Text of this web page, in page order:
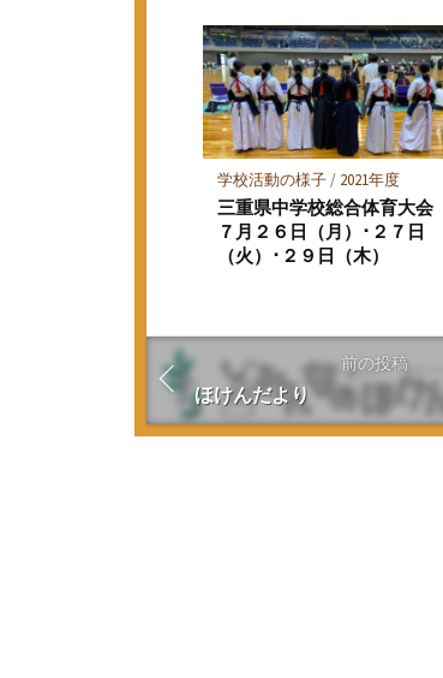
学校活動の様子/ 2021年度
三重県中学校総合体育大会
７月２６日（月）･２７日
（火）･２９日（木）
前の投稿
ほけんだより